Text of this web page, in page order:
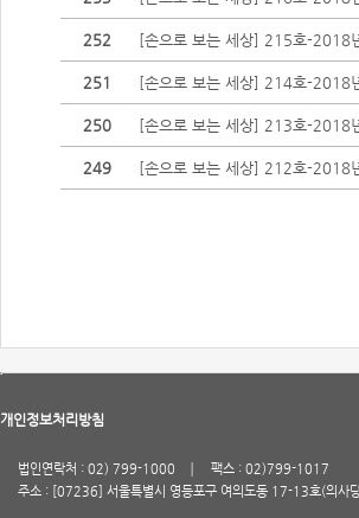
252 [손으로 보는 세상] 215호-2018
251 [손으로 보는 세상] 214호-2018
250 [손으로 보는 세상] 213호-2018
249 [손으로 보는 세상] 212호-2018
개인정보처리방침
법인연락처 : 02) 799-1000
팩스 : 02)799-1017
주소 : [07236] 서울특별시 영등포구 여의도동 17-13호(의사